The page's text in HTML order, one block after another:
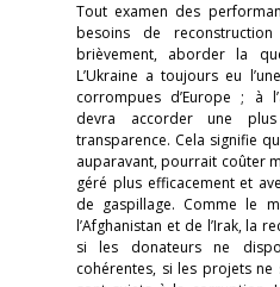
Tout examen des
besoins de
brièvement, aborder la
L’Ukraine a toujours eu
corrompues d’Europe ; à
devra accorder une
transparence. Cela signifie
auparavant, pourrait coûter
géré plus efficacement et
de gaspillage. Comme le
l’Afghanistan et de l’Irak, la
si les donateurs ne
cohérentes, si les projets ne